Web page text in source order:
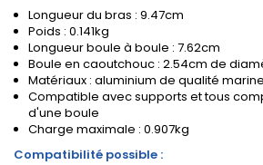
Longueur du bras : 9.47cm
Poids : 0.141kg
Longueur boule à boule : 7.62cm
Boule en caoutchouc : 2.54cm de
Matériaux : aluminium de qualité
Compatible avec supports et tous
d'une boule
Charge maximale : 0.907kg
Compatibilité possible :